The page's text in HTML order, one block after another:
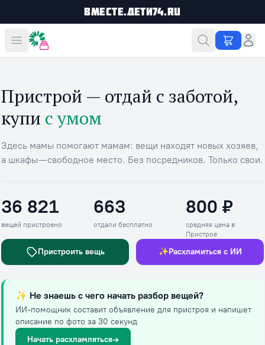
Вместе.Дети74.ru
Вместе дешевле
Пристрой — отдай с заботой,
купи с умом
Здесь мамы помогают мамам: вещи находят новых хозяев,
а шкафы — свободное место. Без посредников. Только свои.
Вещей пристроено
36 821
вещей пристроено
Отдали бесплатно
663
отдали бесплатно
Средняя цена в
800 ₽
средняя цена в
Пристрое
Пристроить вещь ✨Расхламиться с ИИ
✨ Не знаешь с чего начать разбор вещей?
ИИ-помощник составит объявление для пристроя и напишет
описание по фото за 30 секунд
Начать расхламляться→